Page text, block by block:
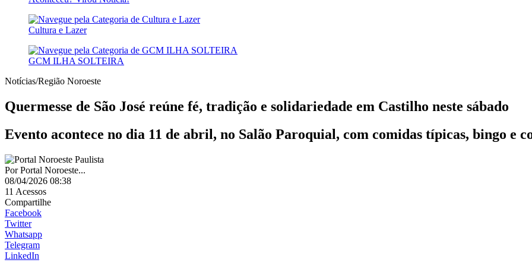
Cultura e Lazer
GCM ILHA SOLTEIRA
Notícias/Região Noroeste
Quermesse de São José reúne fé, tradição e solidariedade em Castilho neste sábado
Evento acontece no dia 11 de abril, no Salão Paroquial, com comidas típicas, bingo e
PorPortal Noroeste...
08/04/2026 08:38
11 Acessos
Compartilhe
Facebook
Twitter
Whatsapp
Telegram
LinkedIn